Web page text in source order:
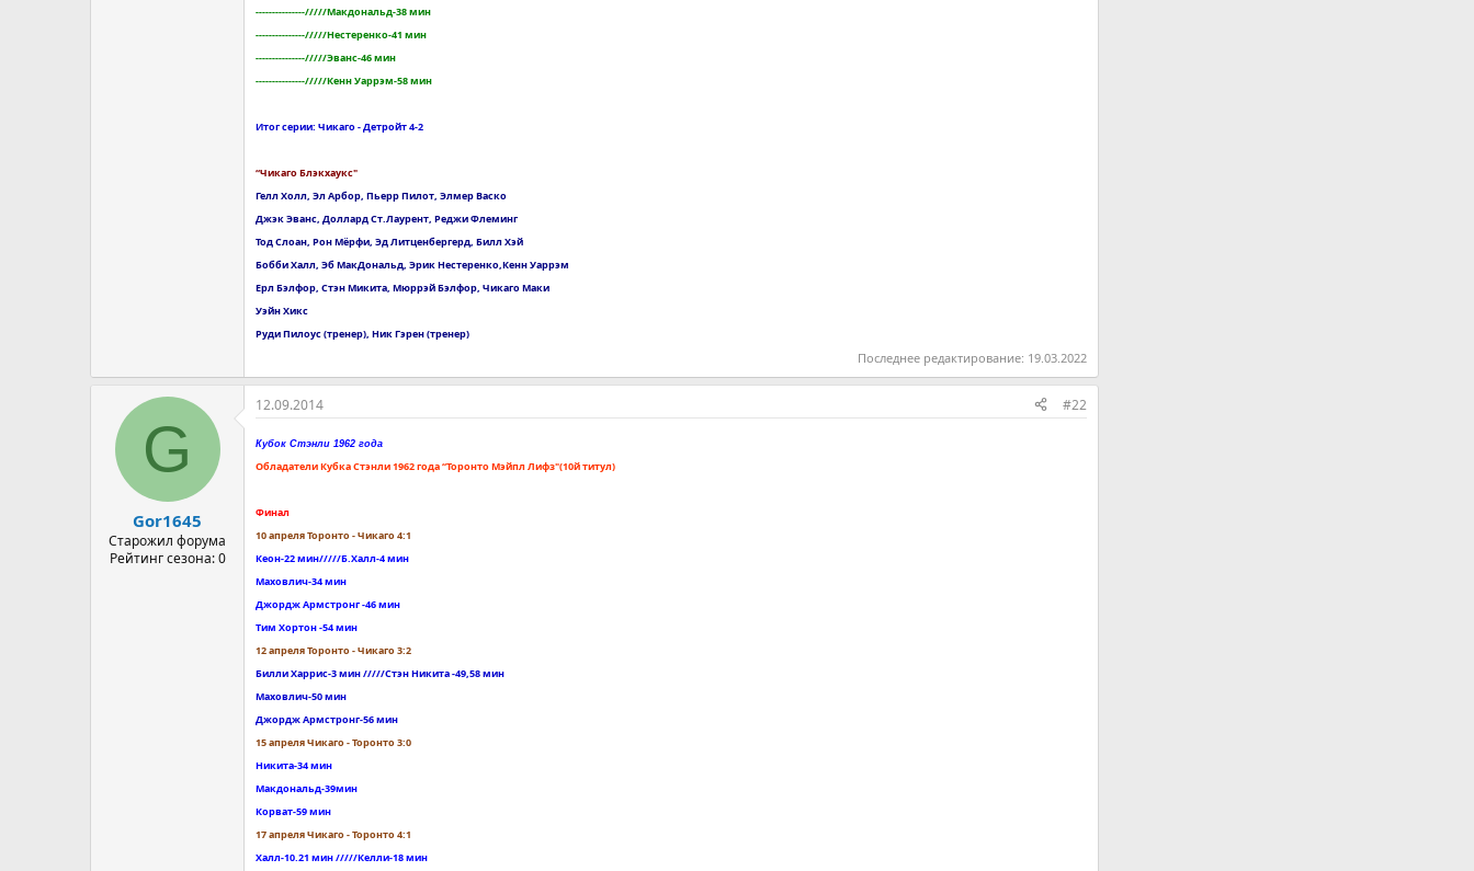
---------------/////Макдональд-38 мин
---------------/////Нестеренко-41 мин
---------------/////Эванс-46 мин
---------------/////Кенн Уаррэм-58 мин
Итог серии: Чикаго - Детройт 4-2
“Чикаго Блэкхаукс"
Гелл Холл, Эл Арбор, Пьерр Пилот, Элмер Васко
Джэк Эванс, Доллард Ст.Лаурент, Реджи Флеминг
Тод Слоан, Рон Мёрфи, Эд Литценбергерд, Билл Хэй
Бобби Халл, Эб МакДональд, Эрик Нестеренко,Кенн Уаррэм
Ерл Бэлфор, Стэн Микита, Мюррэй Бэлфор, Чикаго Маки
Уэйн Хикс
Руди Пилоус (тренер), Ник Гэрен (тренер)
Последнее редактирование: 19.03.2022
G
Gor1645
Старожил форума
Рейтинг сезона: 0
12.09.2014 #22
Кубок Стэнли 1962 года
Обладатели Кубка Стэнли 1962 года “Торонто Мэйпл Лифз"(10й титул)
Финал
10 апреля Торонто - Чикаго 4:1
Кеон-22 мин/////Б.Халл-4 мин
Маховлич-34 мин
Джордж Армстронг -46 мин
Тим Хортон -54 мин
12 апреля Торонто - Чикаго 3:2
Билли Харрис-3 мин /////Стэн Никита -49,58 мин
Маховлич-50 мин
Джордж Армстронг-56 мин
15 апреля Чикаго - Торонто 3:0
Никита-34 мин
Макдональд-39мин
Корват-59 мин
17 апреля Чикаго - Торонто 4:1
Халл-10.21 мин /////Келли-18 мин